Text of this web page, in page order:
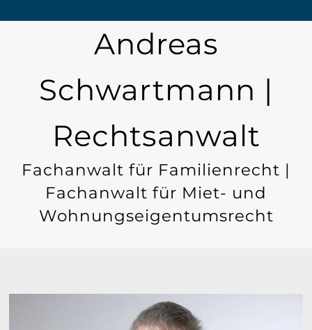
Andreas
Schwartmann |
Rechtsanwalt
Fachanwalt für Familienrecht |
Fachanwalt für Miet- und
Wohnungseigentumsrecht